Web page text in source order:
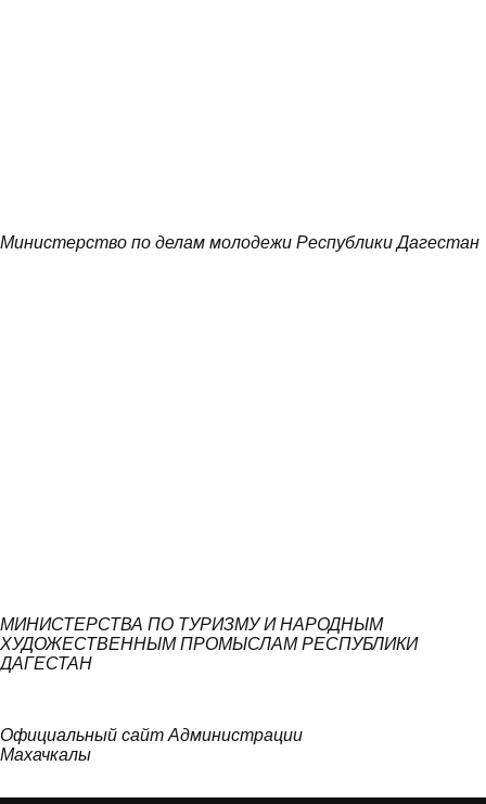
Министерство по делам молодежи Республики Дагестан
МИНИСТЕРСТВА ПО ТУРИЗМУ И НАРОДНЫМ
ХУДОЖЕСТВЕННЫМ ПРОМЫСЛАМ РЕСПУБЛИКИ
ДАГЕСТАН
Официальный сайт Администрации
Махачкалы